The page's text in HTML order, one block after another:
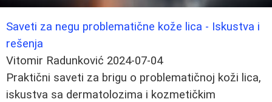
Saveti za negu problematične kože lica - Iskustva i
rešenja
Vitomir Radunković 2024-07-04
Praktični saveti za brigu o problematičnoj koži lica,
iskustva sa dermatolozima i kozmetičkim